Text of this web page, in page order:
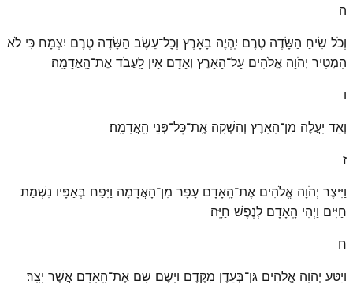
ה
וְכֹל שִׂיחַ הַשָּׂדֶה טֶרֶם יִֽהְיֶה בָאָרֶץ וְכׇל־עֵשֶׂב הַשָּׂדֶה טֶרֶם יִצְמָח כִּי לֹא
הִמְטִיר יְהֹוָה אֱלֹהִים עַל־הָאָרֶץ וְאָדָם אַיִן לַֽעֲבֹד אֶת־הָֽאֲדָמָֽה׃
ו
וְאֵד יַֽעֲלֶה מִן־הָאָרֶץ וְהִשְׁקָה אֶֽת־כׇּל־פְּנֵי הָֽאֲדָמָֽה׃
ז
וַיִּיצֶר יְהֹוָה אֱלֹהִים אֶת־הָֽאָדָם עָפָר מִן־הָאֲדָמָה וַיִּפַּח בְּאַפָּיו נִשְׁמַת
חַיִּים וַיְהִי הָֽאָדָם לְנֶפֶשׁ חַיָּֽה׃
ח
וַיִּטַּע יְהֹוָה אֱלֹהִים גַּן־בְּעֵדֶן מִקֶּדֶם וַיָּשֶׂם שָׁם אֶת־הָֽאָדָם אֲשֶׁר יָצָֽר׃